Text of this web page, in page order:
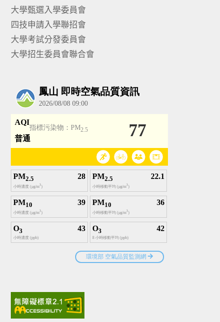
大學甄選入學委員會
四技申請入學聯招會
大學考試分發委員會
大學招生委員會聯合會